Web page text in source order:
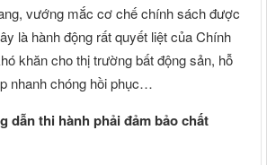
vướng mắc cơ chế chính sách được
là hành động rất quyết liệt của Chính
khăn cho thị trường bất động sản, hỗ
nhanh chóng hồi phục…
dẫn thi hành phải đảm bảo chất